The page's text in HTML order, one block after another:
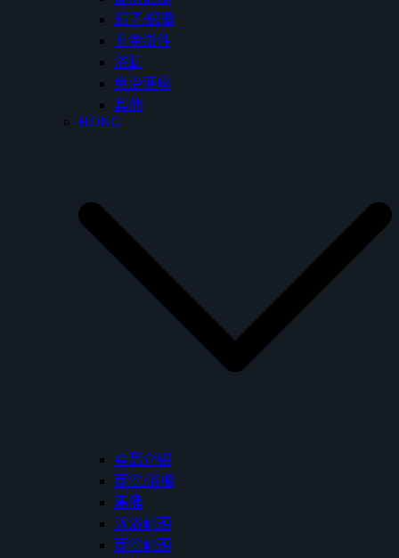
鏡子/鏡櫃
五金掛件
浴缸
免治便座
其他
HONG
產品介紹
面盆/浴櫃
馬桶
沐浴龍頭
面盆龍頭